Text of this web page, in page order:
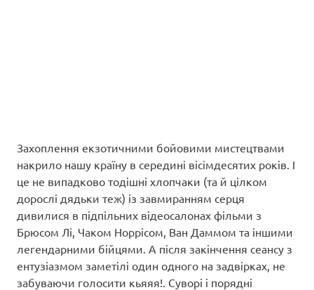
Захоплення екзотичними бойовими мистецтвами
накрило нашу країну в середині вісімдесятих років. І
це не випадково тодішні хлопчаки (та й цілком
дорослі дядьки теж) із завмиранням серця
дивилися в підпільних відеосалонах фільми з
Брюсом Лі, Чаком Норрісом, Ван Даммом та іншими
легендарними бійцями. А після закінчення сеансу з
ентузіазмом заметілі один одного на задвірках, не
забуваючи голосити кьяяя!. Суворі і порядні